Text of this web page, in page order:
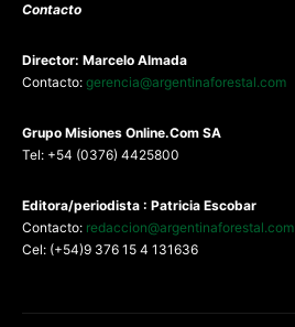
Contacto
Director: Marcelo Almada
Contacto: gerencia@argentinaforestal.com
Grupo Misiones Online.Com SA
Tel: +54 (0376) 4425800
Editora/periodista : Patricia Escobar
Contacto: redaccion@argentinaforestal.com
Cel: (+54)9 376 15 4 131636